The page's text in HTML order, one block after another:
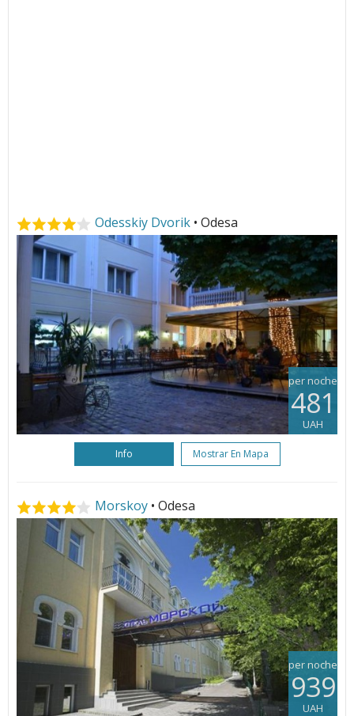
Odesskiy Dvorik • Odesa
per noche
481
UAH
Info Mostrar En Mapa
Morskoy • Odesa
per noche
939
UAH